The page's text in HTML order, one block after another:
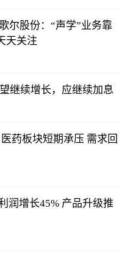
尔股份：“声学”业务靠
天关注
继续增长，应继续加息
药板块短期承压 需求回
润增长45% 产品升级推